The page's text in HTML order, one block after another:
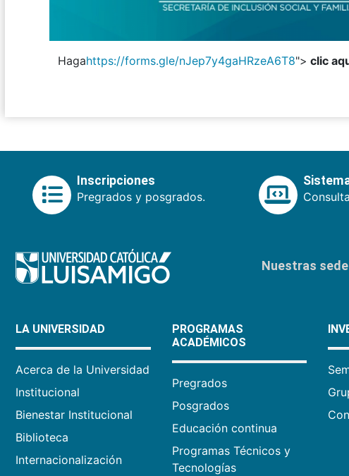
Hagahttps://forms.gle/nJep7y4gaHRzeA6T8"> clic
Inscripciones
Pregrados y posgrados.
Nuestras
LA UNIVERSIDAD
Acerca de la Universidad
Institucional
Bienestar Institucional
Biblioteca
Internacionalización
PROGRAMAS
ACADÉMICOS
Pregrados
Posgrados
Educación continua
Programas Técnicos y
Tecnologías